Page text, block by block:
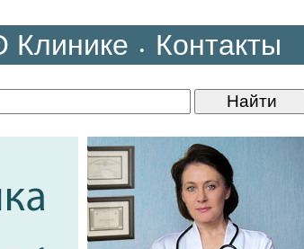
Клинике • Контакты